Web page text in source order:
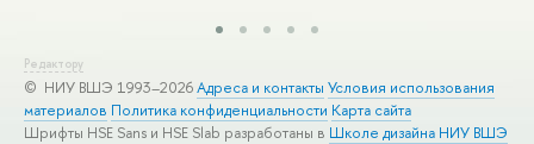
Редактору
© НИУ ВШЭ 1993–2026Адреса и контакты Условия использования
материалов Политика конфиденциальности Карта сайта
Шрифты HSE Sans и HSE Slab разработаны в Школе дизайна НИУ ВШЭ